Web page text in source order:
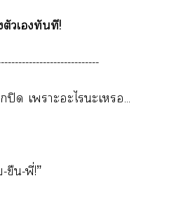
วเทันที!
เาะะไะเ...
ขืน-พี่!”